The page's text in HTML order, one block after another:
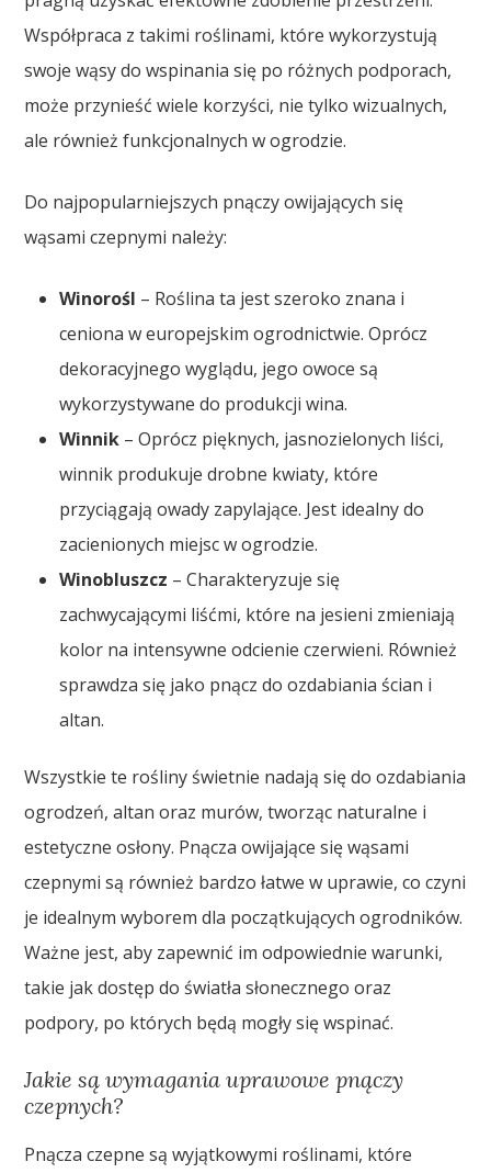
Współpraca z takimi roślinami, które wykorzystują
swoje wąsy do wspinania się po różnych podporach,
może przynieść wiele korzyści, nie tylko wizualnych,
ale również funkcjonalnych w ogrodzie.
Do najpopularniejszych pnączy owijających się
wąsami czepnymi należy:
Winorośl – Roślina ta jest szeroko znana i
ceniona w europejskim ogrodnictwie. Oprócz
dekoracyjnego wyglądu, jego owoce są
wykorzystywane do produkcji wina.
Winnik – Oprócz pięknych, jasnozielonych liści,
winnik produkuje drobne kwiaty, które
przyciągają owady zapylające. Jest idealny do
zacienionych miejsc w ogrodzie.
Winobluszcz – Charakteryzuje się
zachwycającymi liśćmi, które na jesieni zmieniają
kolor na intensywne odcienie czerwieni. Również
sprawdza się jako pnącz do ozdabiania ścian i
altan.
Wszystkie te rośliny świetnie nadają się do ozdabiania
ogrodzeń, altan oraz murów, tworząc naturalne i
estetyczne osłony. Pnącza owijające się wąsami
czepnymi są również bardzo łatwe w uprawie, co czyni
je idealnym wyborem dla początkujących ogrodników.
Ważne jest, aby zapewnić im odpowiednie warunki,
takie jak dostęp do światła słonecznego oraz
podpory, po których będą mogły się wspinać.
Jakie są wymagania uprawowe pnączy
czepnych?
Pnącza czepne są wyjątkowymi roślinami, które